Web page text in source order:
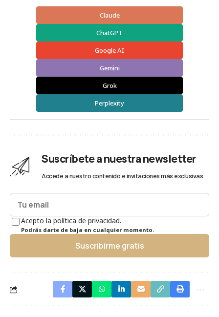
Claude
ChatGPT
Google AI
Gemini
Grok
Perplexity
Suscríbete a nuestra newsletter
Accede a nuestro contenido e invitaciones más exclusivas.
Acepto la política de privacidad.
Podrás darte de baja en cualquier momento.
Suscribirme gratis